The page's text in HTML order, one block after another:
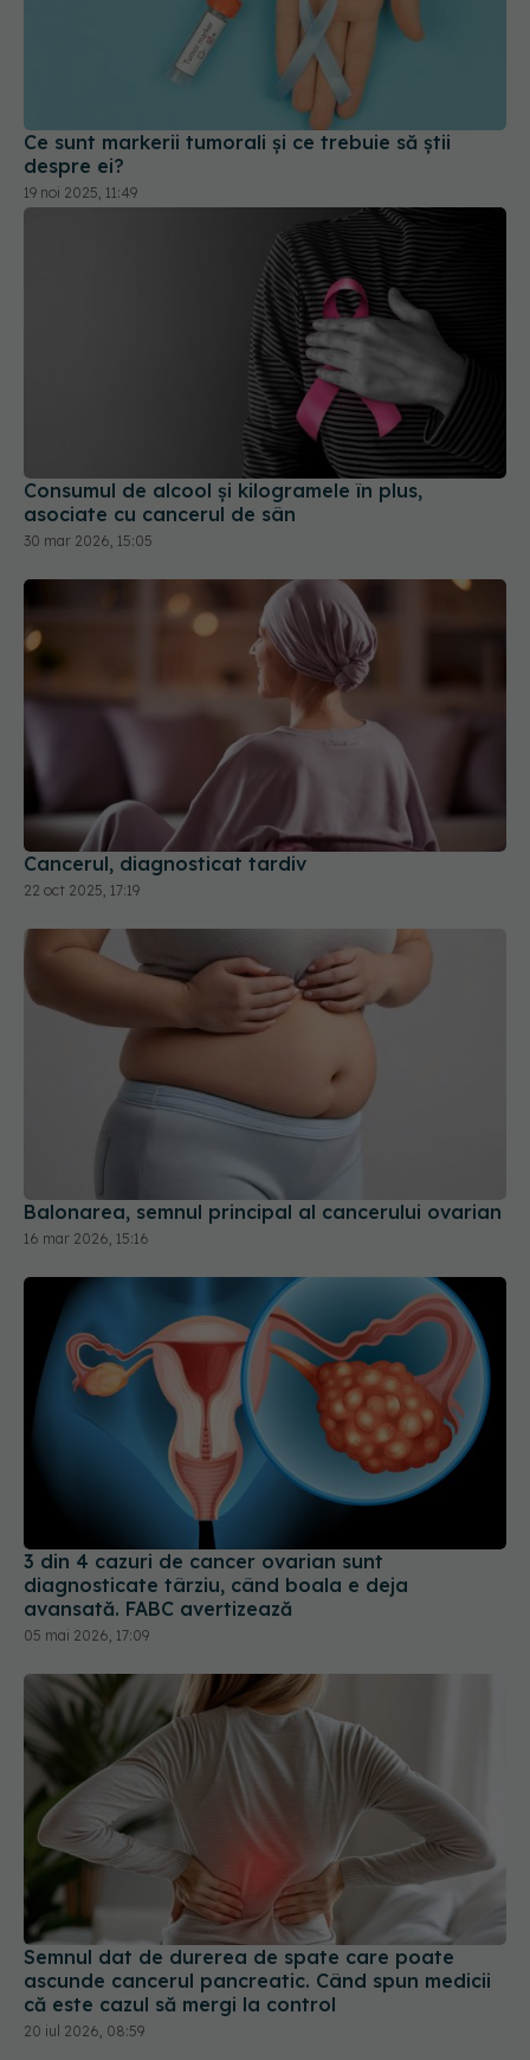
Ce sunt markerii tumorali și ce trebuie să știi
despre ei?
19 noi 2025, 11:49
Consumul de alcool și kilogramele în plus,
asociate cu cancerul de sân
30 mar 2026, 15:05
Cancerul, diagnosticat tardiv
22 oct 2025, 17:19
Balonarea, semnul principal al cancerului ovarian
16 mar 2026, 15:16
3 din 4 cazuri de cancer ovarian sunt
diagnosticate târziu, când boala e deja
avansată. FABC avertizează
05 mai 2026, 17:09
Semnul dat de durerea de spate care poate
ascunde cancerul pancreatic. Când spun medicii
că este cazul să mergi la control
20 iul 2026, 08:59